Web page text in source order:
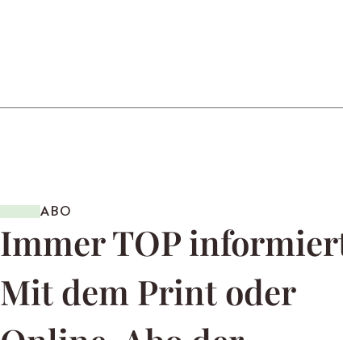
ABO
Immer TOP
Mit dem Print oder